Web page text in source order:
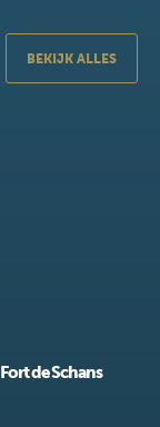
BEKIJK ALLES
de Schans